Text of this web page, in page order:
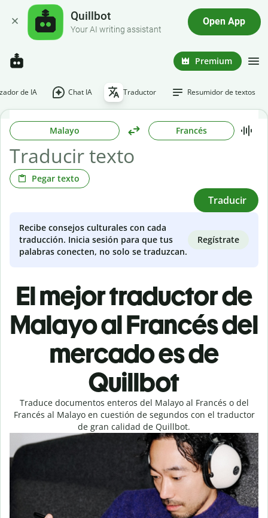
Quillbot
Your AI writing assistant
Open App
Premium
de IA Chat IA Traductor Resumidor de textos
Malayo Francés
Pegar texto
Traducir
Recibe consejos culturales con cada
traducción. Inicia sesión para que tus
palabras conecten, no solo se traduzcan.
Regístrate
El mejor traductor de
Malayo al Francés del
mercado es de
Quillbot
Traduce documentos enteros del Malayo al Francés o del
Francés al Malayo en cuestión de segundos con el traductor
de gran calidad de Quillbot.